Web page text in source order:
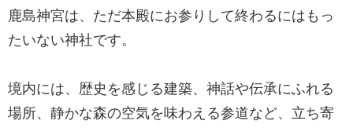
鹿島神宮は、ただ本殿にお参りして終わるにはもっ
たいない神社です。
境内には、歴史を感じる建築、神話や伝承にふれる
場所、静かな森の空気を味わえる参道など、立ち寄